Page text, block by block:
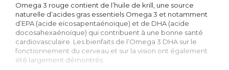
Omega 3 rouge contient de l’huile de krill, une source
naturelle d’acides gras essentiels Omega 3 et notamment
d’EPA (acide eïcosapentaénoïque) et de DHA (acide
docosahexaénoïque) qui contribuent à une bonne santé
cardiovasculaire. Les bienfaits de l’Omega 3 DHA sur le
fonctionnement du cerveau et sur la vision ont également
été largement démontrés.